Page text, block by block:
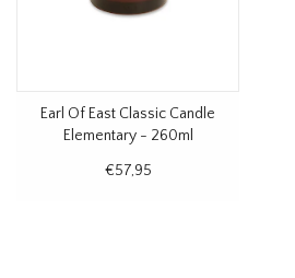
Earl Of East Classic Candle
Elementary - 260ml
€57,95